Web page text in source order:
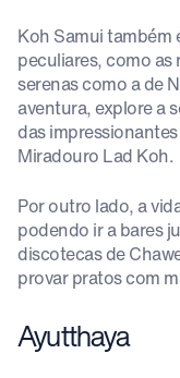
Koh Samui também
peculiares, como as
serenas como a de
aventura, explore a
das
Miradouro Lad Koh.
Por outro lado, a
podendo ir a bares
discotecas de
provar pratos com
Ayutthaya